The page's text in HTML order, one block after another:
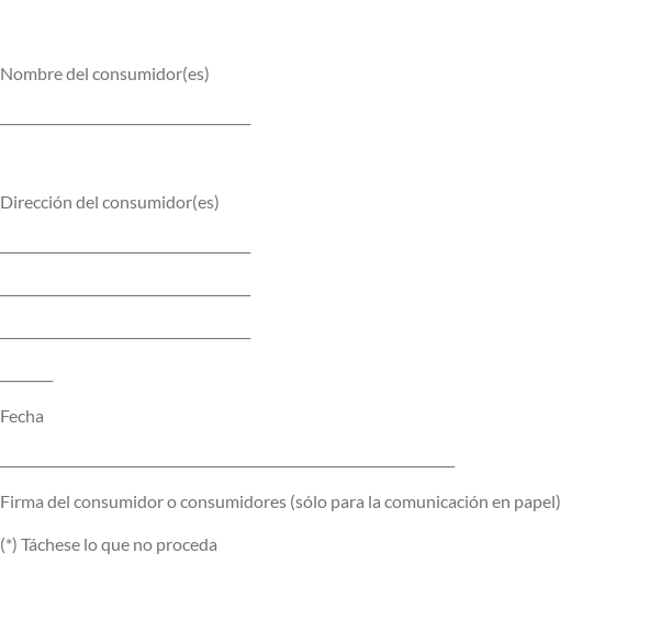
Nombre del consumidor(es)
Dirección del consumidor(es)
Fecha
Firma del consumidor o consumidores (sólo para la comunicación en papel)
(*) Táchese lo que no proceda